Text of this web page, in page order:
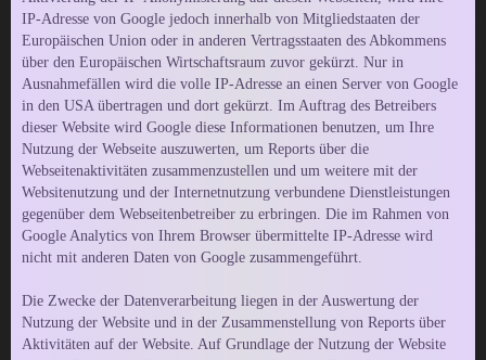
IP-Adresse von Google jedoch innerhalb von Mitgliedstaaten der
Europäischen Union oder in anderen Vertragsstaaten des Abkommens
über den Europäischen Wirtschaftsraum zuvor gekürzt. Nur in
Ausnahmefällen wird die volle IP-Adresse an einen Server von Google
in den USA übertragen und dort gekürzt. Im Auftrag des Betreibers
dieser Website wird Google diese Informationen benutzen, um Ihre
Nutzung der Webseite auszuwerten, um Reports über die
Webseitenaktivitäten zusammenzustellen und um weitere mit der
Websitenutzung und der Internetnutzung verbundene Dienstleistungen
gegenüber dem Webseitenbetreiber zu erbringen. Die im Rahmen von
Google Analytics von Ihrem Browser übermittelte IP-Adresse wird
nicht mit anderen Daten von Google zusammengeführt.
Die Zwecke der Datenverarbeitung liegen in der Auswertung der
Nutzung der Website und in der Zusammenstellung von Reports über
Aktivitäten auf der Website. Auf Grundlage der Nutzung der Website